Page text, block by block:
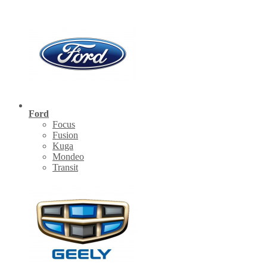
Ford
Focus
Fusion
Kuga
Mondeo
Transit